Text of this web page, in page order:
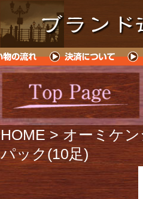
HOME > オーミケ
パック(10足)